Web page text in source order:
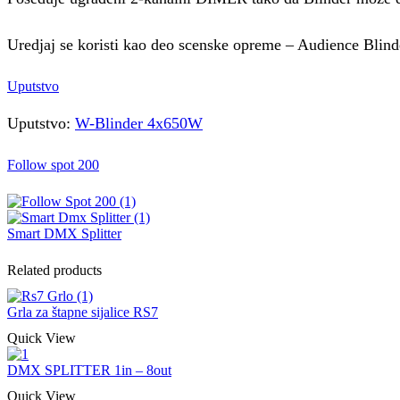
Uredjaj se koristi kao deo scenske opreme – Audience
Uputstvo
Uputstvo: W-Blinder 4x650W
Follow spot 200
Smart DMX Splitter
Related products
Grla za štapne sijalice RS7
Quick View
DMX SPLITTER 1in – 8out
Quick View